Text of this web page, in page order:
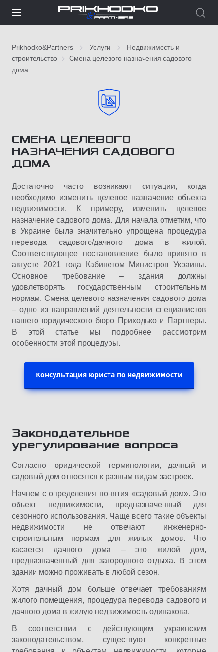
Prikhodko&Partners Услуги
Недвижимость и
строительство
Смена целевого назначения садового
дома
СМЕНА ЦЕЛЕВОГО
НАЗНАЧЕНИЯ САДОВОГО
ДОМА
Достаточно часто возникают ситуации, когда
необходимо изменить целевое назначение объекта
недвижимости. К примеру, изменить целевое
назначение садового дома. Для начала отметим, что
в Украине была значительно упрощена процедура
перевода садового/дачного дома в жилой.
Соответствующее постановление было принято в
августе 2021 года Кабинетом Министров Украины.
Основное требование – здания должны
удовлетворять государственным строительным
нормам. Смена целевого назначения садового дома
– одно из направлений деятельности специалистов
нашего юридического бюро Приходько и Партнеры.
В этой статье мы подробнее рассмотрим
особенности этой процедуры.
Консультация юриста по недвижимости
Законодательное
урегулирование вопроса
Согласно юридической терминологии, дачный и
садовый дом относятся к разным видам застроек.
Начнем с определения понятия «садовый дом». Это
объект недвижимости, предназначенный для
сезонного использования. Чаще всего такие объекты
недвижимости не отвечают инженерно-
строительным нормам для жилых домов. Что
касается дачного дома – это жилой дом,
предназначенный для загородного отдыха. В этом
здании можно проживать в любой сезон.
Хотя дачный дом больше отвечает требованиям
жилого помещения, процедура перевода садового и
дачного дома в жилую недвижимость одинакова.
В соответствии с действующим украинским
законодательством, существуют конкретные